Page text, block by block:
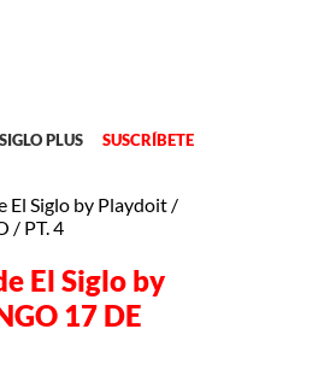
SIGLO PLUS SUSCRÍBETE
El Siglo by Playdoit /
/ PT. 4
El Siglo by
17 DE